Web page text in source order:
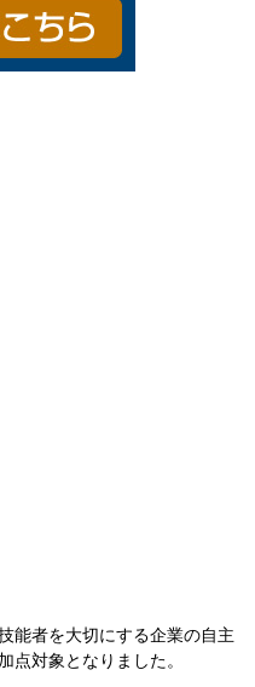
能者を大切にする企業の自主
点対象となりました。